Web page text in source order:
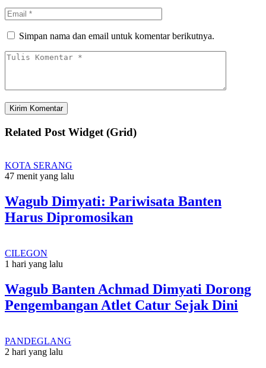
Simpan nama dan email untuk komentar berikutnya.
Related Post Widget (Grid)
KOTA SERANG
47 menit yang lalu
Wagub Dimyati: Pariwisata Banten
Harus Dipromosikan
CILEGON
1 hari yang lalu
Wagub Banten Achmad Dimyati Dorong
Pengembangan Atlet Catur Sejak Dini
PANDEGLANG
2 hari yang lalu